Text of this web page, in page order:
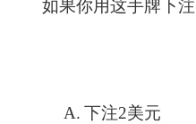
如果你用这手牌下
A. 下注2美元